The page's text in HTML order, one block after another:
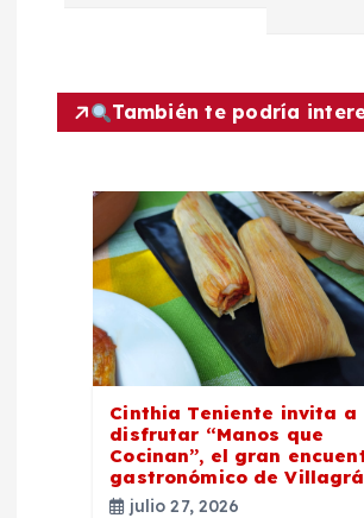
ó
También te podría
Cinthia Teniente invita a
disfrutar “Manos que
Cocinan”, el gran
gastronómico de
julio 27, 2026